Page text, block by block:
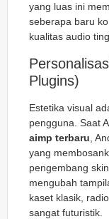
yang luas ini
seberapa baru
kualitas audio
Plugins)
Estetika visual
pengguna. Saat
aimp terbaru ,
yang
pengembang
mengubah
kaset klasik,
sangat futuristik.